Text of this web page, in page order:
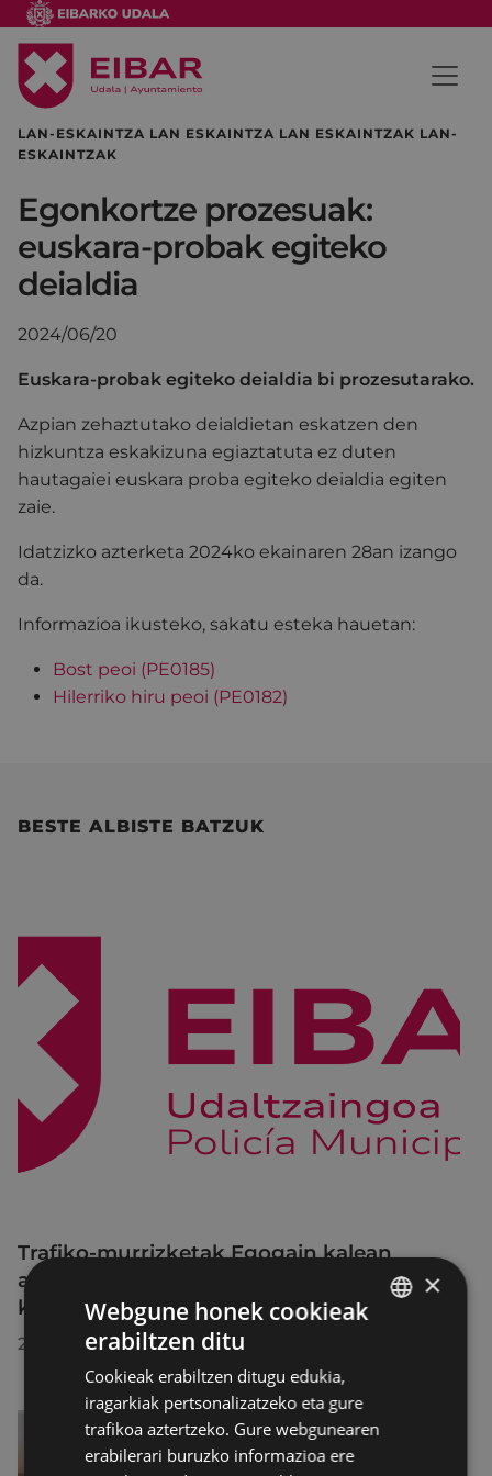
LAN-ESKAINTZA LAN ESKAINTZA LAN ESKAINTZAK LAN-
ESKAINTZAK
Egonkortze prozesuak:
euskara-probak egiteko
deialdia
2024/06/20
Euskara-probak egiteko deialdia bi prozesutarako.
Azpian zehaztutako deialdietan eskatzen den
hizkuntza eskakizuna egiaztatuta ez duten
hautagaiei euskara proba egiteko deialdia egiten
zaie.
Idatzizko azterketa 2024ko ekainaren 28an izango
da.
Informazioa ikusteko, sakatu esteka hauetan:
Bost peoi (PE0185)
Hilerriko hiru peoi (PE0182)
BESTE ALBISTE BATZUK
Trafiko-murrizketak Egogain kalean
abuztuaren 10etik abuztuaren 23ra,
konponketa-lanak direla-eta
2026/07/30
×
Webgune honek cookieak
erabiltzen ditu
Cookieak erabiltzen ditugu edukia,
iragarkiak pertsonalizatzeko eta gure
trafikoa aztertzeko. Gure webgunearen
erabilerari buruzko informazioa ere